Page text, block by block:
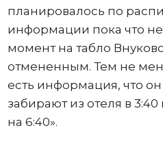
планировалось по
информации пока что
момент на табло
отмененным. Тем не
есть информация, что он
забирают из отеля в 3:40
на 6:40».